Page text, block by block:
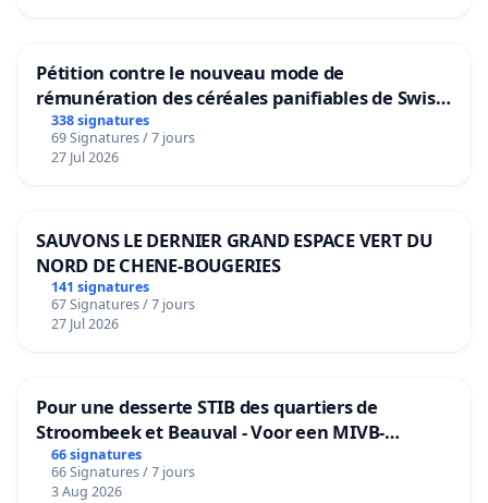
Pétition contre le nouveau mode de
rémunération des céréales panifiables de Swiss
granum basé sur la teneur en protéines
338 signatures
69 Signatures / 7 jours
27 Jul 2026
SAUVONS LE DERNIER GRAND ESPACE VERT DU
NORD DE CHENE-BOUGERIES
141 signatures
67 Signatures / 7 jours
27 Jul 2026
Pour une desserte STIB des quartiers de
Stroombeek et Beauval - Voor een MIVB-
bediening van de wijken Strombeek en Het
Voor
66 signatures
66 Signatures / 7 jours
3 Aug 2026